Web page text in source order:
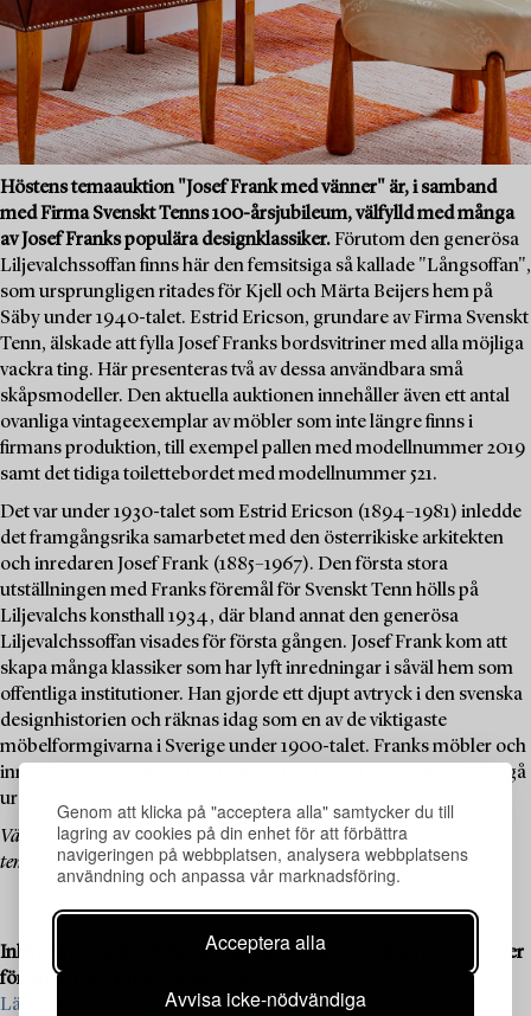
Genom att klicka på "acceptera alla" samtycker du till
lagring av cookies på din enhet för att förbättra
navigeringen på webbplatsen, analysera webbplatsens
användning och anpassa vår marknadsföring.
Acceptera alla
Avvisa icke-nödvändiga
Höstens temaauktion "Josef Frank med vänner" är, i samband
med Firma Svenskt Tenns 100-årsjubileum, välfylld med många
av Josef Franks populära designklassiker. Förutom den generösa
Liljevalchssoffan finns här den femsitsiga så kallade "Långsoffan",
som ursprungligen ritades för Kjell och Märta Beijers hem på
Säby under 1940-talet. Estrid Ericson, grundare av Firma Svenskt
Tenn, älskade att fylla Josef Franks bordsvitriner med alla möjliga
vackra ting. Här presenteras två av dessa användbara små
skåpsmodeller. Den aktuella auktionen innehåller även ett antal
ovanliga vintageexemplar av möbler som inte längre finns i
firmans produktion, till exempel pallen med modellnummer 2019
samt det tidiga toilettebordet med modellnummer 521.
Det var under 1930-talet som Estrid Ericson (1894–1981) inledde
det framgångsrika samarbetet med den österrikiske arkitekten
och inredaren Josef Frank (1885–1967). Den första stora
utställningen med Franks föremål för Svenskt Tenn hölls på
Liljevalchs konsthall 1934, där bland annat den generösa
Liljevalchssoffan visades för första gången. Josef Frank kom att
skapa många klassiker som har lyft inredningar i såväl hem som
offentliga institutioner. Han gjorde ett djupt avtryck i den svenska
designhistorien och räknas idag som en av de viktigaste
möbelformgivarna i Sverige under 1900-talet. Franks möbler och
inredningsföremål har med tiden blivit ikoner som aldrig tycks gå
ur tiden.
Välkommen att utforska och bjuda på designklassikerna i denna
temaauktion!
Inlämning pågår till våra kommande kvalitetsauktioner – Vi söker
föremål från Firma Svenskt Tenn.
Läs mer och kontakta oss för värdering >